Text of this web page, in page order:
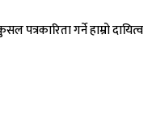
पत्रकारिता गर्ने हाम्रो दायित्व